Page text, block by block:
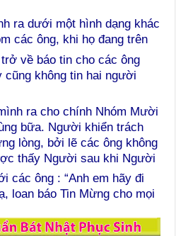
ra dưới một hình dạng khác
các ông, khi họ đang trên
về báo tin cho các ông
cũng không tin hai người
ra cho chính Nhóm Mười
bữa. Người khiển trách
lòng, bởi lẽ các ông không
thấy Người sau khi Người
các ông : “Anh em hãy đi
loan báo Tin Mừng cho mọi